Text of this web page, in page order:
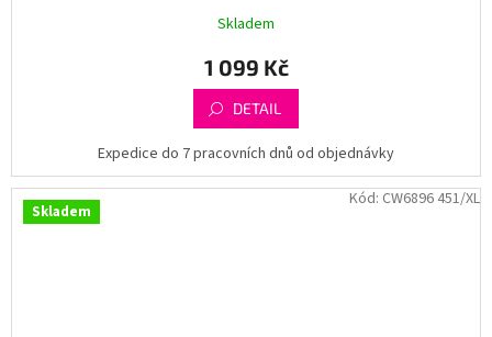
Skladem
1 099 Kč
DETAIL
Expedice do 7 pracovních dnů od objednávky
Skladem
Kód: CW6896 451/XL